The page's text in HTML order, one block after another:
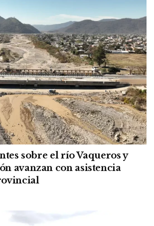
sobre el río Vaqueros y
avanzan con asistencia